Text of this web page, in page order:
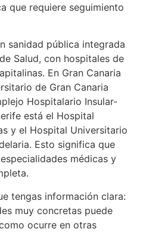
que requiere seguimiento
sanidad pública integrada
Salud, con hospitales de
En Gran Canaria
de Gran Canaria
Hospitalario Insular-
está el Hospital
y el Hospital Universitario
Esto significa que
médicas y
tengas información clara:
muy concretas puede
ocurre en otras